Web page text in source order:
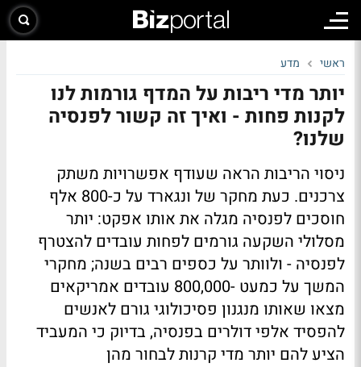
ראשי מדע
יותר מדי ריבות על המדף גורמות לנו
לקנות פחות - ואיך זה קשור לפנסיה
שלנו?
ניסוי הריבות הראה שעודף אפשרויות משתק
צרכנים. כעת מחקר של ונגארד על כ-800 אלף
חוסכים לפנסיה מגלה את אותו אפקט: יותר
מסלולי השקעה גורמים לפחות עובדים להצטרף
לפנסיה - ולוותר על כספים רבים בשנה; מחקרי
המשך על כמעט -800,000 עובדים אמריקאים
מצאו שאותו מנגנון פסיכולוגי גורם לאנשים
להפסיד אלפי דולרים בפנסיה, בדיוק כי המעביד
הציע להם יותר מדי קרנות לבחור מהן